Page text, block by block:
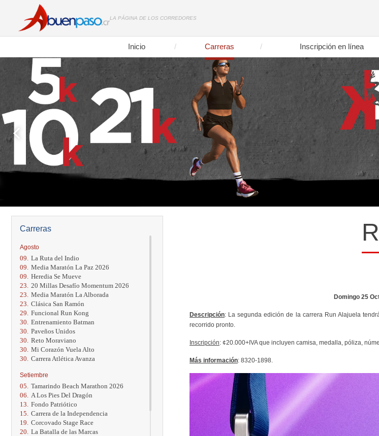
LA PÁGINA DE LOS CORREDORES
Inicio Carreras Inscripción en línea
Carreras
Agosto
09. La Ruta del Indio
09. Media Maratón La Paz 2026
09. Heredia Se Mueve
23. 20 Millas Desafío Momentum 2026
23. Media Maratón La Alborada
23. Clásica San Ramón
29. Funcional Run Kong
30. Entrenamiento Batman
30. Paveños Unidos
30. Reto Moraviano
30. Mi Corazón Vuela Alto
30. Carrera Atlética Avanza
Setiembre
05. Tamarindo Beach Marathon 2026
06.
A Los Pies Del Dragón
13. Fondo Patriótico
15. Carrera de la Independencia
19. Corcovado Stage Race
20. La Batalla de las Marcas
Domingo 25
Descripción: La segunda edición de la carrera Run Alajuela
recorrido pronto.
Inscripción: ¢20.000+IVA que incluyen camisa, medalla, póliza,
Más información: 8320-1898.